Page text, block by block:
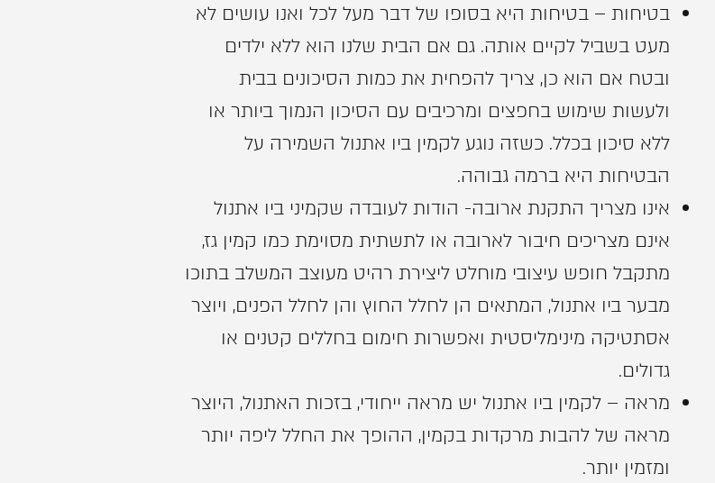
בטיחות – בטיחות היא בסופו של דבר מעל לכל ואנו עושים לא
מעט בשביל לקיים אותה. גם אם הבית שלנו הוא ללא ילדים
ובטח אם הוא כן, צריך להפחית את כמות הסיכונים בבית
ולעשות שימוש בחפצים ומרכיבים עם הסיכון הנמוך ביותר או
ללא סיכון בכלל. כשזה נוגע לקמין ביו אתנול השמירה על
הבטיחות היא ברמה גבוהה.
אינו מצריך התקנת ארובה- הודות לעובדה שקמיני ביו אתנול
אינם מצריכים חיבור לארובה או לתשתית מסוימת כמו קמין גז,
מתקבל חופש עיצובי מוחלט ליצירת רהיט מעוצב המשלב בתוכו
מבער ביו אתנול, המתאים הן לחלל החוץ והן לחלל הפנים, ויוצר
אסתטיקה מינימליסטית ואפשרות חימום בחללים קטנים או
גדולים.
מראה – לקמין ביו אתנול יש מראה ייחודי, בזכות האתנול, היוצר
מראה של להבות מרקדות בקמין, ההופך את החלל ליפה יותר
ומזמין יותר.